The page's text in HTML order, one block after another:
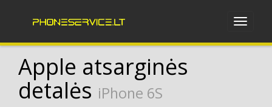
Apple atsarginės
detalės iPhone 6S